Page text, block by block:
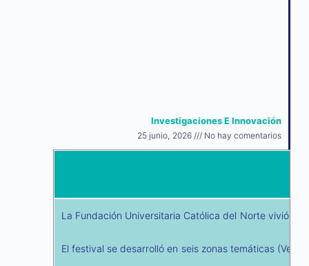
Investigaciones E Innovación
25 junio, 2026 No hay comentarios
La Fundación Universitaria Católica del Norte vivió
El festival se desarrolló en seis zonas temáticas (Ver